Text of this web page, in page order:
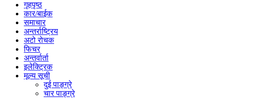
गृहपृष्‍ठ
कार/बाईक
समाचार
अन्तर्राष्ट्रिय
अटो रोचक
फिचर
अन्तर्वार्ता
इलेक्ट्रिक
मूल्य सूची
दुई पाङ्ग्रे
चार पाङ्ग्रे